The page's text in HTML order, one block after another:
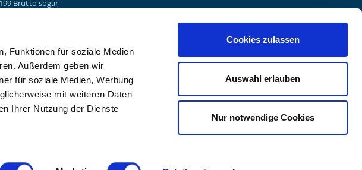
Funktionen für soziale Medien
Außerdem geben wir
für soziale Medien, Werbung
mit weiteren Daten
Ihrer Nutzung der Dienste
Cookies zulassen
Auswahl erlauben
Nur notwendige Cookies
Brutto sogar